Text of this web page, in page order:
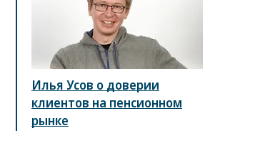
Илья Усов о доверии
клиентов на пенсионном
рынке